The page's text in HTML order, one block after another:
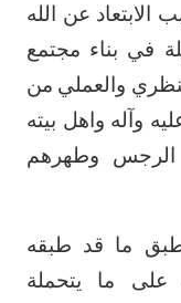
عن الله
في ‏بناء مجتمع
والعملي من
وآله واهل بيته
الرجس وطهرهم
ما قد طبقه
على ما يتحملة